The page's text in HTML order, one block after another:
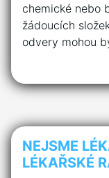
chemické nebo
žádoucích
odvery mohou
NEJSME
LÉKAŘSKÉ